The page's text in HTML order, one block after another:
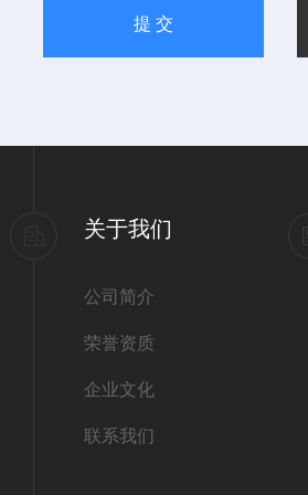
关于我们
公司简介
荣誉资质
企业文化
联系我们